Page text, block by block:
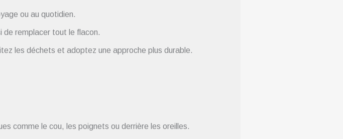
ou au quotidien.
de remplacer tout le flacon.
les déchets et adoptez une approche plus durable.
comme le cou, les poignets ou derrière les oreilles.